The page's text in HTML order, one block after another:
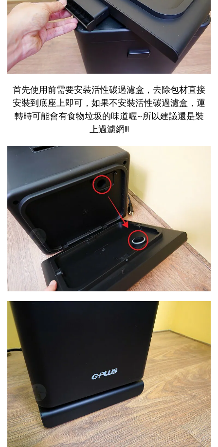
首先使用前需要安裝活性碳過濾盒，去除包材直接
安裝到底座上即可，如果不安裝活性碳過濾盒，運
轉時可能會有食物垃圾的味道喔~所以建議還是裝
上過濾網!!!